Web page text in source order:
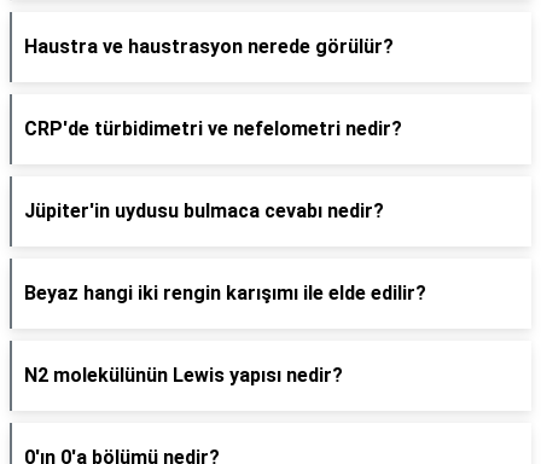
Haustra ve haustrasyon nerede görülür?
CRP'de türbidimetri ve nefelometri nedir?
Jüpiter'in uydusu bulmaca cevabı nedir?
Beyaz hangi iki rengin karışımı ile elde edilir?
N2 molekülünün Lewis yapısı nedir?
0'ın 0'a bölümü nedir?